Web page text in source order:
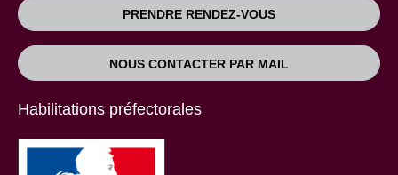
PRENDRE RENDEZ-VOUS
NOUS CONTACTER PAR MAIL
Habilitations préfectorales